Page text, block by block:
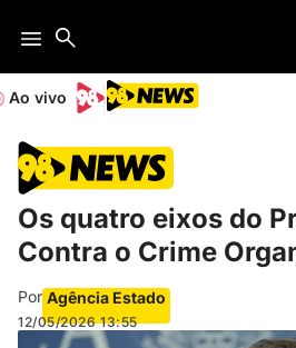
Ao vivo
Os quatro eixos do
Contra o Crime
Por Agência Estado
12/05/2026 13:55